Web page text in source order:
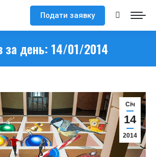
Подати заявку Search:
за день: 14/01/2014
Cіч
14
2014